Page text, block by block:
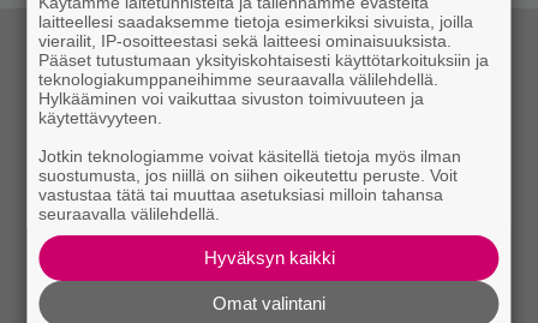
laitteellesi saadaksemme tietoja esimerkiksi sivuista, joilla
vierailit, IP-osoitteestasi sekä laitteesi ominaisuuksista.
Pääset tutustumaan yksityiskohtaisesti käyttötarkoituksiin ja
teknologiakumppaneihimme seuraavalla välilehdellä.
Hylkääminen voi vaikuttaa sivuston toimivuuteen ja
käytettävyyteen.
Jotkin teknologiamme voivat käsitellä tietoja myös ilman
suostumusta, jos niillä on siihen oikeutettu peruste. Voit
vastustaa tätä tai muuttaa asetuksiasi milloin tahansa
seuraavalla välilehdellä.
Hyväksyn kaikki
Omat valintani